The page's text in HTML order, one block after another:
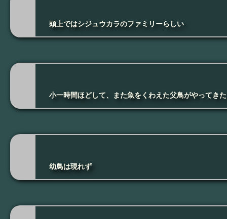
頭上ではシジュウカラのファミリーらしい
小一時間ほどして、また魚をくわえた父鳥がやってき
幼鳥は現れず